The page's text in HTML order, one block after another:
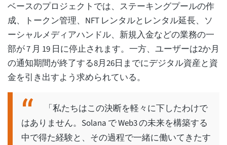
ベースのプロジェクトでは、ステーキングプールの作
成、トークン管理、NFT レンタルとレンタル延長、ソ
ーシャルメディアハンドル、新規入金などの業務の一
部が 7 月 19 日に停止されます。一方、ユーザーは2か月
の通知期間が終了する8月26日までにデジタル資産と資
金を引き出すよう求められている。
「私たちはこの決断を軽々に下したわけで
はありません。Solana で Web3 の未来を構築する
中で得た経験と、その過程で一緒に働いてきたす